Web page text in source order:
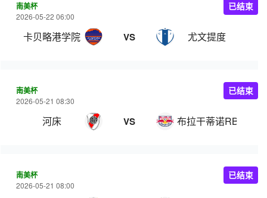
南美杯
2026-05-22 06:00
卡贝略港学院 VS 尤文提度
已结束
南美杯
2026-05-21 08:30
河床 VS 布拉干蒂诺RB
已结束
南美杯
2026-05-21 08:00
已结束